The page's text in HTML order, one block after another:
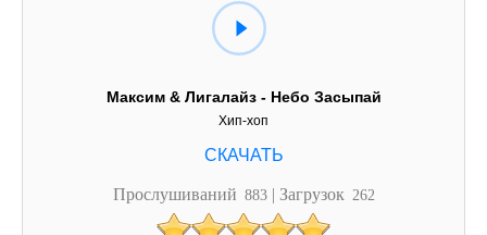
Максим & Лигалайз - Небо Засыпай
Хип-хоп
Прослушиваний 883 | Загрузок 262